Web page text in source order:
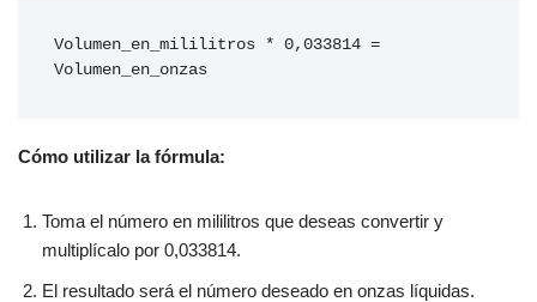
Volumen_en_mililitros * 0,033814 =
Volumen_en_onzas
Cómo utilizar la fórmula:
Toma el número en mililitros que deseas convertir y
multiplícalo por 0,033814.
El resultado será el número deseado en onzas líquidas.